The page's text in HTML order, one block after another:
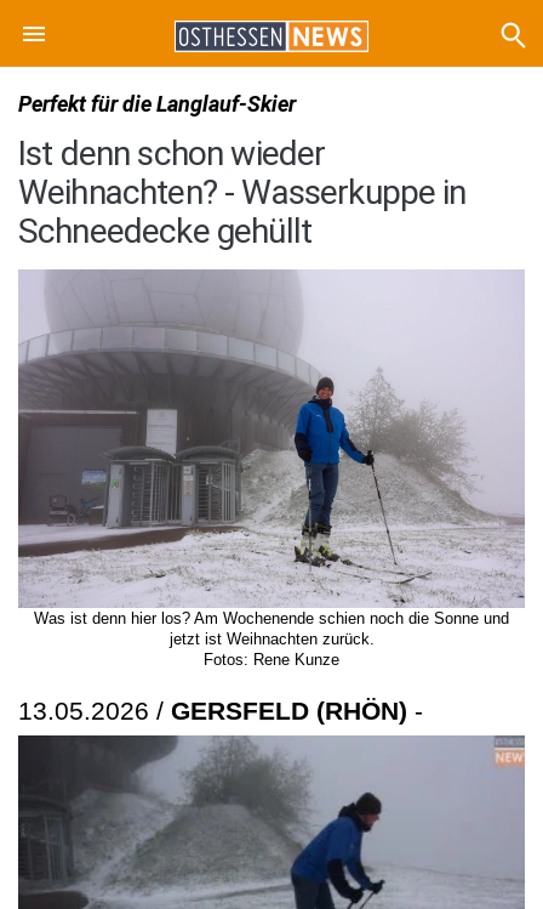
Perfekt für die Langlauf-Skier
Ist denn schon wieder
Weihnachten? - Wasserkuppe in
Schneedecke gehüllt
Was ist denn hier los? Am Wochenende schien noch die Sonne und
jetzt ist Weihnachten zurück.
Fotos: Rene Kunze
13.05.2026 / GERSFELD (RHÖN) -